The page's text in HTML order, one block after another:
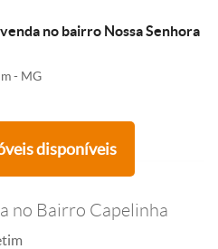
no bairro Nossa Senhora
- MG
disponíveis
no Bairro Capelinha